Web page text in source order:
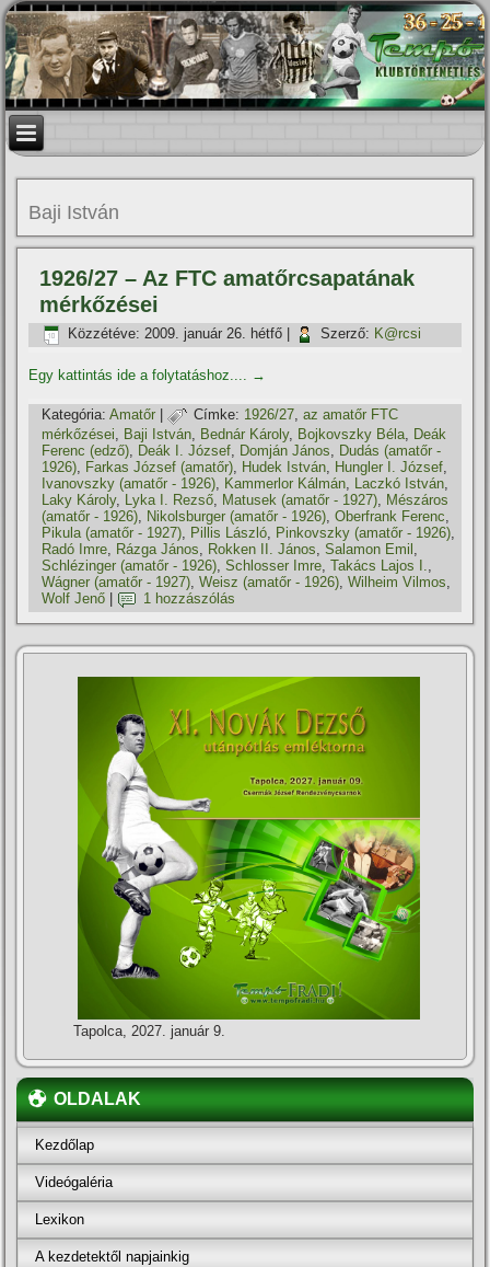
Baji István
1926/27 – Az FTC amatőrcsapatának
mérkőzései
Közzétéve: 2009. január 26. hétfő Szerző: K@rcsi
Egy kattintás ide a folytatáshoz.... →
Kategória: Amatőr | Címke: 1926/27,az amatőr FTC
mérkőzései, Baji István, Bednár Károly, Bojkovszky Béla, Deák
Ferenc (edző), Deák I. József, Domján János, Dudás (amatőr -
1926), Farkas József (amatőr), Hudek István, Hungler I. József,
Ivanovszky (amatőr - 1926), Kammerlor Kálmán, Laczkó István,
Laky Károly, Lyka I. Rezső, Matusek (amatőr - 1927), Mészáros
(amatőr - 1926), Nikolsburger (amatőr - 1926),Oberfrank Ferenc,
Pikula (amatőr - 1927), Pillis László, Pinkovszky (amatőr - 1926),
Radó Imre, Rázga János, Rokken II. János,Salamon Emil ,
Schlézinger (amatőr - 1926),Schlosser Imre,Takács Lajos I.,
Wágner (amatőr - 1927),Weisz (amatőr - 1926),Wilheim Vilmos,
Wolf Jenő
1 hozzászólás
Tapolca, 2027. január 9.
OLDALAK
Kezdőlap
Videógaléria
Lexikon
A kezdetektől napjainkig